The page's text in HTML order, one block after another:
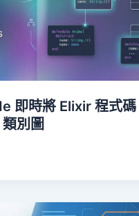
即時將 Elixir 程式碼
別圖